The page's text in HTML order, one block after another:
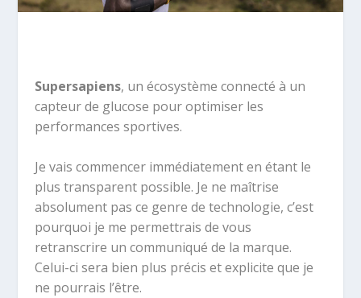
Supersapiens, un écosystème connecté à un
capteur de glucose pour optimiser les
performances sportives.
Je vais commencer immédiatement en étant le
plus transparent possible. Je ne maîtrise
absolument pas ce genre de technologie, c’est
pourquoi je me permettrais de vous
retranscrire un communiqué de la marque.
Celui-ci sera bien plus précis et explicite que je
ne pourrais l’être.